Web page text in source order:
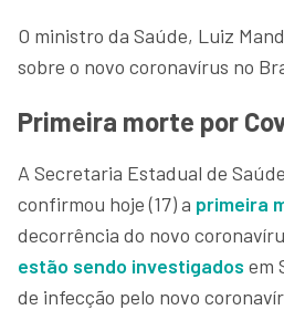
O ministro da Saúde, Luiz
sobre o novo coronavírus no
Primeira morte por
A Secretaria Estadual de
confirmou hoje (17) a primeira
decorrência do novo
estão sendo investigados em
de infecção pelo novo